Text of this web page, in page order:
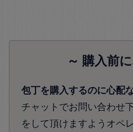
～ 購入前
包丁を購入するのに心配
チャットでお問い合わせ
をして頂けますようオペ